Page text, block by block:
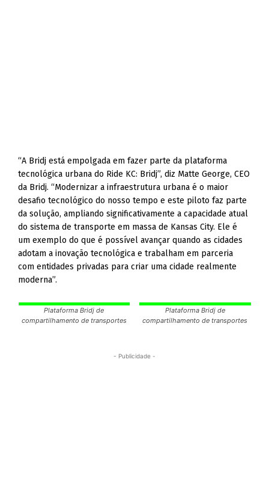
“A Bridj está empolgada em fazer parte da plataforma
tecnológica urbana do Ride KC: Bridj”, diz Matte George, CEO
da Bridj. “Modernizar a infraestrutura urbana é o maior
desafio tecnológico do nosso tempo e este piloto faz parte
da solução, ampliando significativamente a capacidade atual
do sistema de transporte em massa de Kansas City. Ele é
um exemplo do que é possível avançar quando as cidades
adotam a inovação tecnológica e trabalham em parceria
com entidades privadas para criar uma cidade realmente
moderna”.
Plataforma Bridj de
compartilhamento de transportes
Plataforma Bridj de
compartilhamento de transportes
- Publicidade -